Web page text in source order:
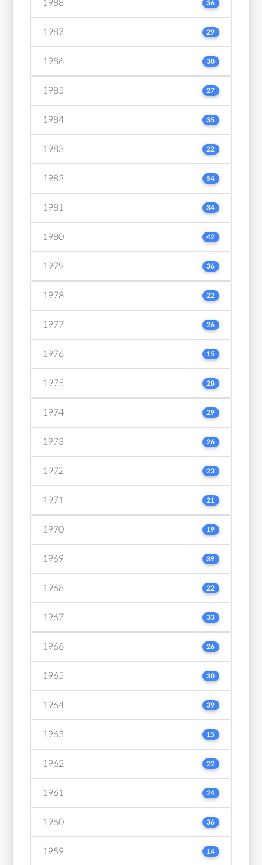
1988 36
1987 29
1986 30
1985 27
1984 35
1983 22
1982 54
1981 34
1980 42
1979 36
1978 22
1977 26
1976 15
1975 28
1974 29
1973 26
1972 23
1971 21
1970 19
1969 39
1968 22
1967 33
1966 26
1965 30
1964 39
1963 15
1962 22
1961 24
1960 36
1959 14